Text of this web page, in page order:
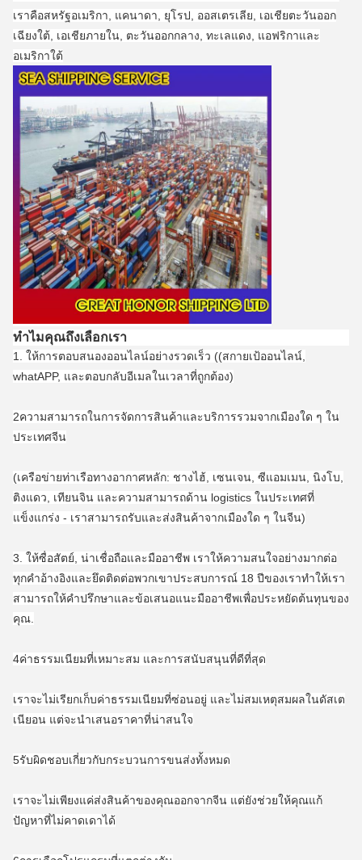
เราคือสหรัฐอเมริกา, แคนาดา, ยุโรป, ออสเตรเลีย, เอเชียตะวันออก
เฉียงใต้, เอเชียภายใน, ตะวันออกกลาง, ทะเลแดง, แอฟริกาและ
อเมริกาใต้
ทําไมคุณถึงเลือกเรา
1. ให้การตอบสนองออนไลน์อย่างรวดเร็ว ((สกายเป้ออนไลน์,
whatAPP, และตอบกลับอีเมลในเวลาที่ถูกต้อง)
2ความสามารถในการจัดการสินค้าและบริการรวมจากเมืองใด ๆ ใน
ประเทศจีน
(เครือข่ายท่าเรือทางอากาศหลัก: ชางไฮ้, เซนเจน, ซีแอมเมน, นิงโบ,
ติงแดว, เทียนจิน และความสามารถด้าน logistics ในประเทศที่
แข็งแกร่ง - เราสามารถรับและส่งสินค้าจากเมืองใด ๆ ในจีน)
3. ให้ซื่อสัตย์, น่าเชื่อถือและมืออาชีพ เราให้ความสนใจอย่างมากต่อ
ทุกคําอ้างอิงและยึดติดต่อพวกเขาประสบการณ์ 18 ปีของเราทําให้เรา
สามารถให้คําปรึกษาและข้อเสนอแนะมืออาชีพเพื่อประหยัดต้นทุนของ
คุณ.
4ค่าธรรมเนียมที่เหมาะสม และการสนับสนุนที่ดีที่สุด
เราจะไม่เรียกเก็บค่าธรรมเนียมที่ซ่อนอยู่ และไม่สมเหตุสมผลในดัสเต
เนียอน แต่จะนําเสนอราคาที่น่าสนใจ
5รับผิดชอบเกี่ยวกับกระบวนการขนส่งทั้งหมด
เราจะไม่เพียงแค่ส่งสินค้าของคุณออกจากจีน แต่ยังช่วยให้คุณแก้
ปัญหาที่ไม่คาดเดาได้